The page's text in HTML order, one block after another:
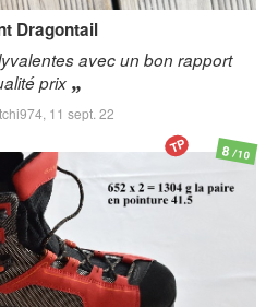
Dragontail
avec un bon rapport
prix
11 sept. 22
8/10
TP